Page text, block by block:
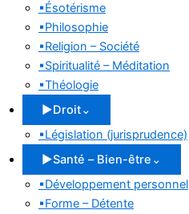
▪Ésotérisme
▪Philosophie
▪Religion – Société
▪Spiritualité – Méditation
▪Théologie
▶Droit⌄
▪Législation (jurisprudence)
▶Santé – Bien-être ⌄
▪Développement personnel
▪Forme – Détente